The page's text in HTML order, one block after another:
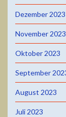
Dezember 2023
November 2023
Oktober 2023
September
August 2023
Juli 2023